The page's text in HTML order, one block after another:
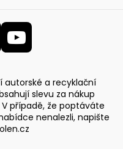
autorské a recyklační
slevu za nákup
případě, že poptáváte
nenalezli, napište